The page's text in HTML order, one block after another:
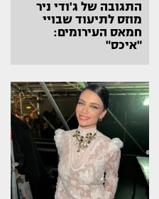
התגובה של ג'ודי ניר
מוזס לתיעוד שבויי
חמאס העירומים:
"איכס"